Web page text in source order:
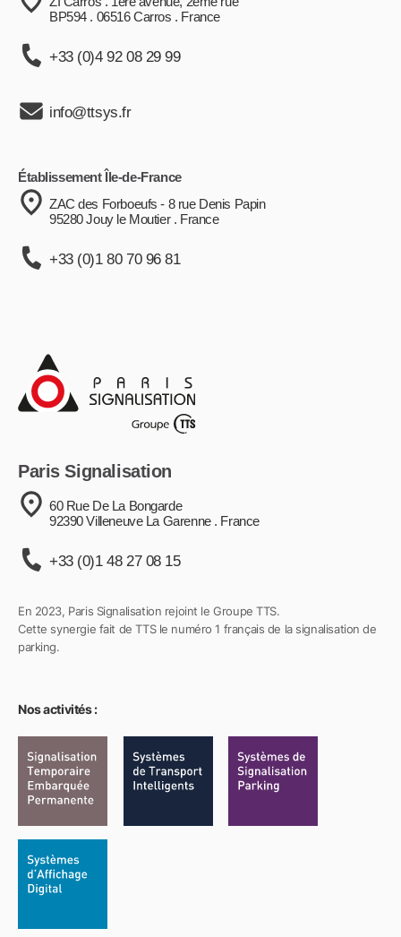
BP594 . 06516 Carros . France
+33 (0)4 92 08 29 99
info@ttsys.fr
Établissement Île-de-France
ZAC des Forboeufs - 8 rue Denis Papin
95280 Jouy le Moutier . France
+33 (0)1 80 70 96 81
Paris Signalisation
60 Rue De La Bongarde
92390 Villeneuve La Garenne . France
+33 (0)1 48 27 08 15
En 2023, Paris Signalisation rejoint le Groupe TTS.
Cette synergie fait de TTS le numéro 1 français de la signalisation de
parking.
Nos activités :